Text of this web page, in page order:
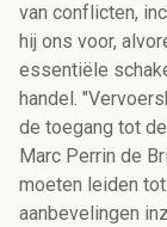
van conflicten,
hij ons voor,
essentiële
handel.
de toegang tot
Marc Perrin de
moeten leiden
aanbevelingen